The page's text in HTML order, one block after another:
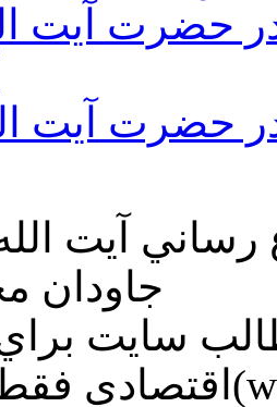
حضرت آيت
حضرت آيت
رساني آیت
جاودان
سايت